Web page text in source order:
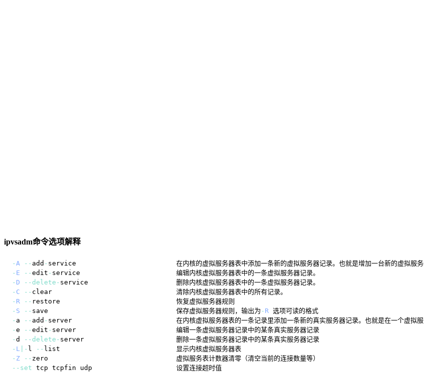
ipvsadm命令选项解释
-A -- add -
- E --edit -
- D --delete -
- C --
- R --
- S -- save                                保存虚拟服务器规则，输出为 - R
- a -- add -
-e --edit -
-d --delete -
- L - l --
- Z --
-- set